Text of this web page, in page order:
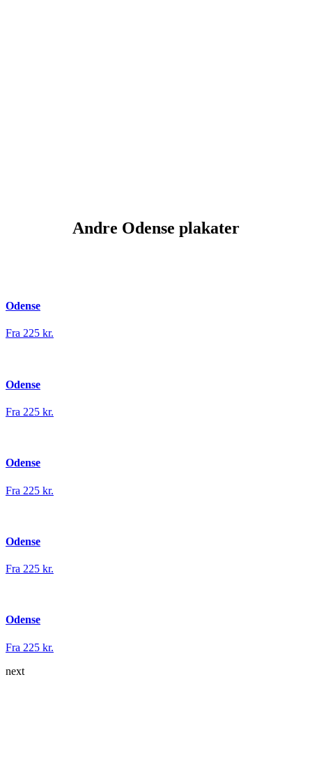
Andre Odense plakater
Odense
Fra 225 kr.
Odense
Fra 225 kr.
Odense
Fra 225 kr.
Odense
Fra 225 kr.
Odense
Fra 225 kr.
next